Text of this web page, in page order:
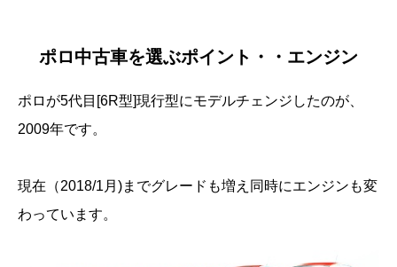
ポロ中古車を選ぶポイント・・エンジン
ポロが5代目[6R型]現行型にモデルチェンジしたのが、
2009年です。
現在（2018/1月)までグレードも増え同時にエンジンも変
わっています。